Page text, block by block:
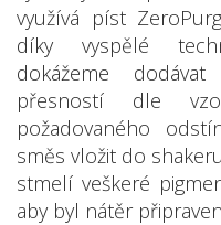
využívá píst
díky vyspělé
dokážeme
přesností dle
požadovaného
směs vložit do
stmelí veškeré
aby byl nátěr